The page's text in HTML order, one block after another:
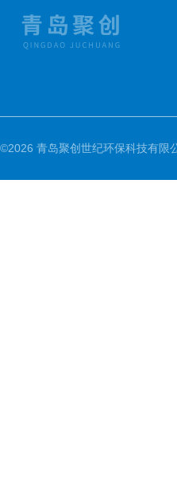
©2026 青岛聚创世纪环保科技有限